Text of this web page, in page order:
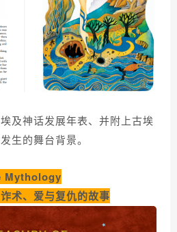
及神话发展年表、并附上古埃
生的舞台背景。
Mythology
术、爱与复仇的故事